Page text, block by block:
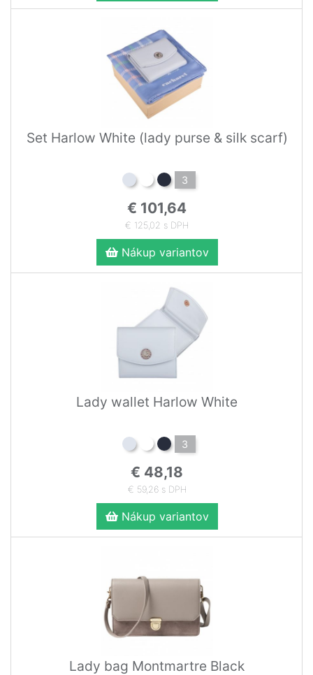
Set Harlow White (lady purse & silk scarf)
3
€ 101,64
€ 125,02 s DPH
Nákup variantov
Lady wallet Harlow White
3
€ 48,18
€ 59,26 s DPH
Nákup variantov
Lady bag Montmartre Black